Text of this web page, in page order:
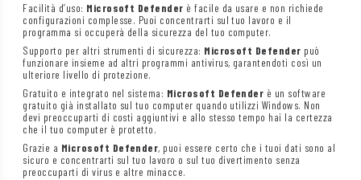
Facilità d’uso: Microsoft Defender è facile da usare e non richiede
configurazioni complesse. Puoi concentrarti sul tuo lavoro e il
programma si occuperà della sicurezza del tuo computer.
Supporto per altri strumenti di sicurezza: Microsoft Defender può
funzionare insieme ad altri programmi antivirus, garantendoti così un
ulteriore livello di protezione.
Gratuito e integrato nel sistema: Microsoft Defender è un software
gratuito già installato sul tuo computer quando utilizzi Windows. Non
devi preoccuparti di costi aggiuntivi e allo stesso tempo hai la certezza
che il tuo computer è protetto.
Grazie a Microsoft Defender, puoi essere certo che i tuoi dati sono al
sicuro e concentrarti sul tuo lavoro o sul tuo divertimento senza
preoccuparti di virus e altre minacce.